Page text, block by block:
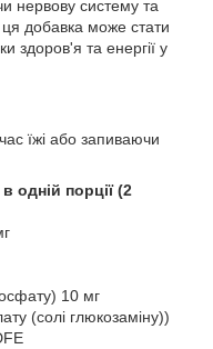
нервову систему та
добавка може стати
здоров'я та енергії у
їжі або запиваючи
одній порції (2
10 мг
(солі глюкозаміну))